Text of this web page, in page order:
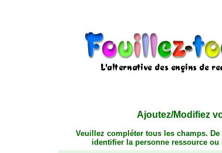
Ajoutez/Modifiez
Veuillez compléter tous les champs.
identifier la personne ressource ou